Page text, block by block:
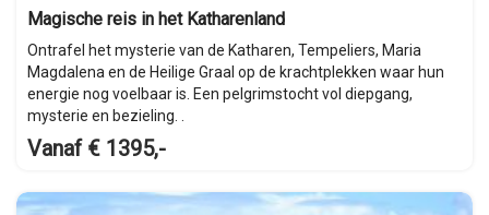
Magische reis in het Katharenland
Ontrafel het mysterie van de Katharen, Tempeliers, Maria
Magdalena en de Heilige Graal op de krachtplekken waar hun
energie nog voelbaar is. Een pelgrimstocht vol diepgang,
mysterie en bezieling. .
Vanaf € 1395,-